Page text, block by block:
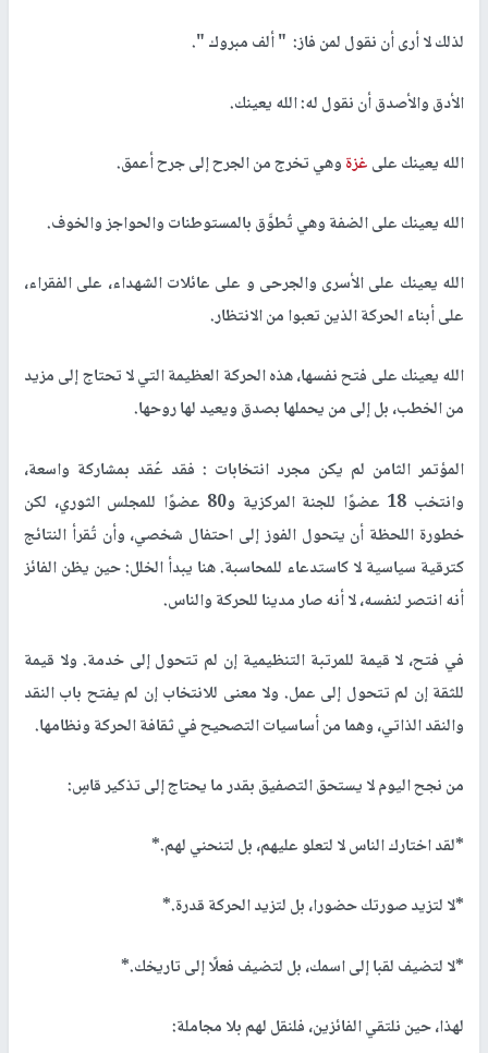
لذلك لا أرى أن نقول لمن فاز: " ألف مبروك ".
الأدق والأصدق أن نقول له: الله يعينك.
الله يعينك علىغزةوهي تخرج من الجرح إلى جرح أعمق.
الله يعينك على الضفة وهي تُطوَّق بالمستوطنات والحواجز والخوف.
الله يعينك على الأسرى والجرحى و على عائلات الشهداء، على الفقراء،
على أبناء الحركة الذين تعبوا من الانتظار.
الله يعينك على فتح نفسها، هذه الحركة العظيمة التي لا تحتاج إلى مزيد
من الخطب، بل إلى من يحملها بصدق ويعيد لها روحها.
المؤتمر الثامن لم يكن مجرد انتخابات : فقد عُقد بمشاركة واسعة،
وانتخب 18 عضوًا للجنة المركزية و80 عضوًا للمجلس الثوري، لكن
خطورة اللحظة أن يتحول الفوز إلى احتفال شخصي، وأن تُقرأ النتائج
كترقية سياسية لا كاستدعاء للمحاسبة. هنا يبدأ الخلل: حين يظن الفائز
أنه انتصر لنفسه، لا أنه صار مدينا للحركة والناس.
في فتح، لا قيمة للمرتبة التنظيمية إن لم تتحول إلى خدمة. ولا قيمة
للثقة إن لم تتحول إلى عمل. ولا معنى للانتخاب إن لم يفتح باب النقد
والنقد الذاتي، وهما من أساسيات التصحيح في ثقافة الحركة ونظامها.
من نجح اليوم لا يستحق التصفيق بقدر ما يحتاج إلى تذكير قاسٍ:
*لقد اختارك الناس لا لتعلو عليهم، بل لتنحني لهم.*
*لا لتزيد صورتك حضورا، بل لتزيد الحركة قدرة.*
*لا لتضيف لقبا إلى اسمك، بل لتضيف فعلًا إلى تاريخك.*
لهذا، حين نلتقي الفائزين، فلنقل لهم بلا مجاملة: